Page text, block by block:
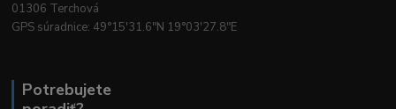
01306 Terchová
GPS súradnice: 49°15'31.6"N 19°03'27.8"E
Potrebujete